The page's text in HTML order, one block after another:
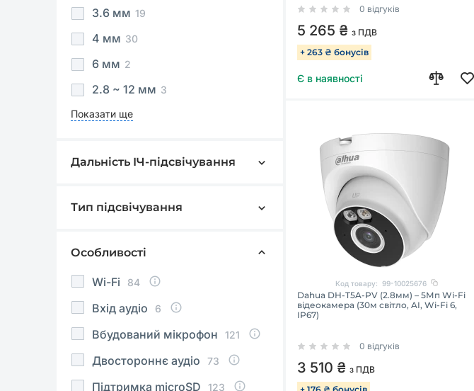
3.6 мм 19
4 мм 30
6 мм 2
2.8 ~ 12 мм 3
Показати ще
Дальність ІЧ-підсвічування
8 м
15 м 8
20 м 4
30 м
79
Показати ще
Тип підсвічування
Видиме світло
Подвійне підсвічування
Особливості
Wi-Fi 84
Вхід аудіо 6
Вбудований мікрофон 121
Двостороннє аудіо 73
Підтримка microSD 123
0 відгуків
5 265 ₴ з ПДВ
+ 263 ₴ бонусів
Є в наявності
Код товару: 99-10025676
Dahua DH-T5A-PV (2.8мм) – 5Мп Wi-Fi
відеокамера (30м світло, AI, Wi-Fi 6,
IP67)
0 відгуків
3 510 ₴ з ПДВ